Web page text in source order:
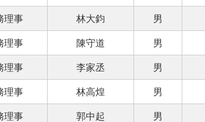
理事 林大鈞 男
理事 陳守道 男
理事 李家丞 男
理事 林高煌 男
理事 郭中起 男